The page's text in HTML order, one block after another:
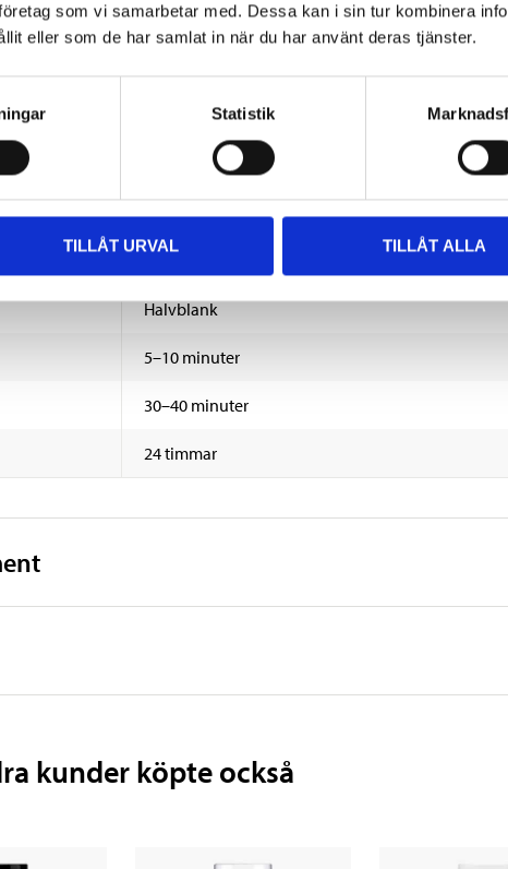
som vi samarbetar med. Dessa kan i sin tur kombinera
eller som de har samlat in när du har använt deras tjänster.
Statistik
TILLÅT URVAL TILLÅT ALLA
Svart
Halvblank
5–10 minuter
30–40 minuter
24 timmar
kunder köpte också